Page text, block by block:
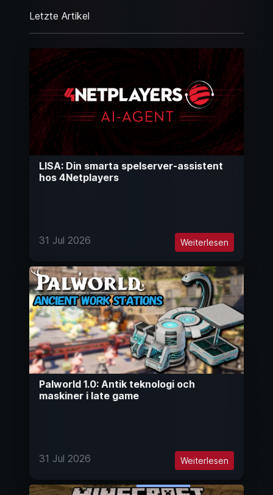
Letzte Artikel
LISA: Din smarta spelserver-assistent
hos 4Netplayers
31 Jul 2026 Weiterlesen
Palworld 1.0: Antik teknologi och
maskiner i late game
31 Jul 2026 Weiterlesen